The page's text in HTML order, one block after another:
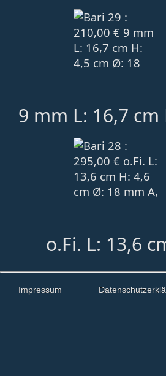
9 mm L: 16,7 cm
o.Fi. L: 13,6
Impressum